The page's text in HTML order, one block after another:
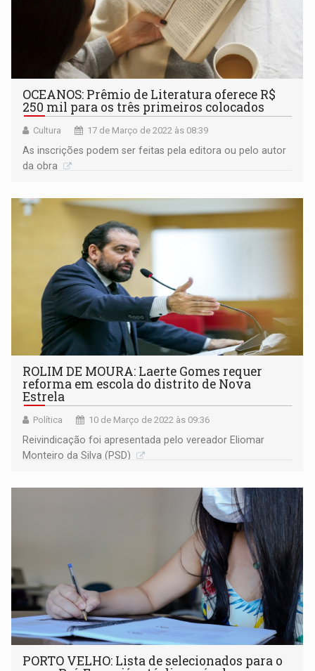
OCEANOS: Prêmio de Literatura oferece R$
250 mil para os três primeiros colocados
Cultura 17 de Março de 2022 às 08:39
As inscrições podem ser feitas pela editora ou pelo autor
da obra
ROLIM DE MOURA: Laerte Gomes requer
reforma em escola do distrito de Nova
Estrela
Política 10 de Março de 2022 às 09:36
Reivindicação foi apresentada pelo vereador Eliomar
Monteiro da Silva (PSD)
PORTO VELHO: Lista de selecionados para o